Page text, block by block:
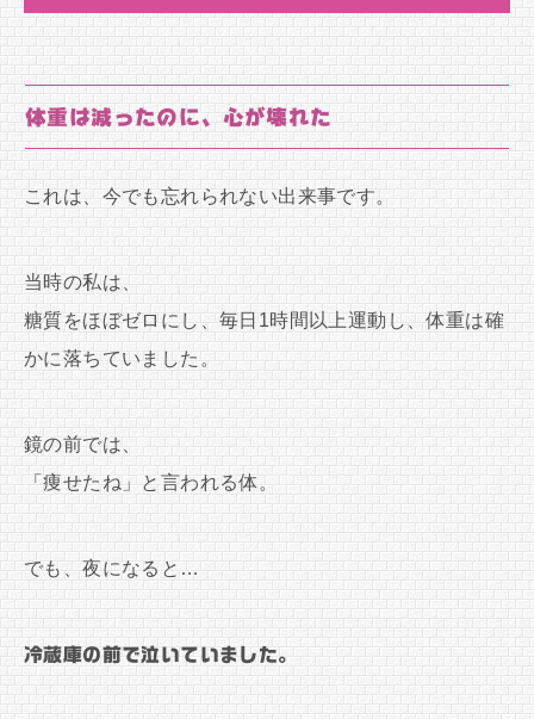
体重は減ったのに、心が壊れた
これは、今でも忘れられない出来事です。
当時の私は、
糖質をほぼゼロにし、毎日1時間以上運動し、体重は確
かに落ちていました。
鏡の前では、
「痩せたね」と言われる体。
でも、夜になると…
冷蔵庫の前で泣いていました。